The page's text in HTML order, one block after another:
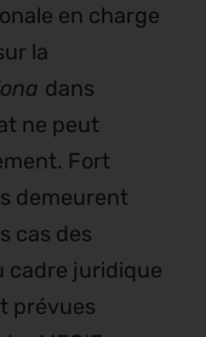
en charge
la
dans
ne peut
Fort
demeurent
cas des
cadre juridique
prévues